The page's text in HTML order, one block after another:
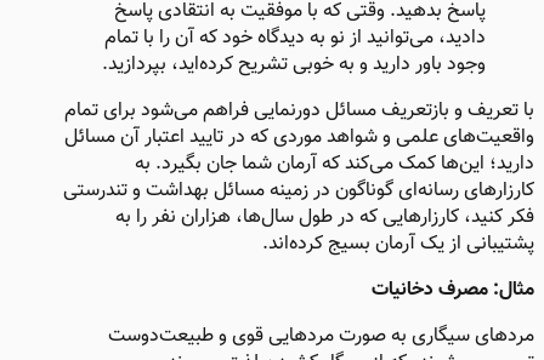
پاسخ بدهید. وقتی که با موفقیت به انتقادی پاسخ
دادید، می‌توانید از نو به دیدگاه خود که آن را با تمام
وجود باور دارید و به خوبی تشریح کرده‌اید، بپردازید.
با تعریف و بازتعریف مسائل دورنمایی فراهم می‌شود برای تمام
واقعیت‌های علمی و شواهد موردی که در تایید اعتبار آن مسائل
دارید؛ این‌ها کمک می‌کند که آرمان شما جان بگیرد. به
کارزارهای رسانه‌ای گوناگون در زمینه مسائل بهداشت و تندرستی
فکر کنید، کارزارهایی که در طول سال‌ها، هزاران نفر را به
پشتیبانی از یک آرمان بسیج کرده‌اند.
مثال: مصرف دخانیات
مردهای سیگاری به صورت مردهایی قوی و طبیعت‌دوست